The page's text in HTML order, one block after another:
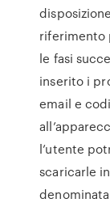
riferimento
le fasi
inserito i
email e
l’utente
scaricarle